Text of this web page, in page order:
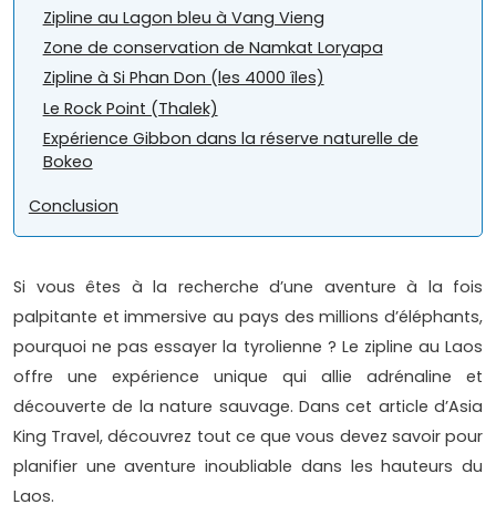
Zipline au Lagon bleu à Vang Vieng
Zone de conservation de Namkat Loryapa
Zipline à Si Phan Don (les 4000 îles)
Le Rock Point (Thalek)
Expérience Gibbon dans la réserve naturelle de
Bokeo
Conclusion
Si vous êtes à la recherche d’une aventure à la fois
palpitante et immersive au pays des millions d’éléphants,
pourquoi ne pas essayer la tyrolienne ? Le zipline au Laos
offre une expérience unique qui allie adrénaline et
découverte de la nature sauvage. Dans cet article d’Asia
King Travel, découvrez tout ce que vous devez savoir pour
planifier une aventure inoubliable dans les hauteurs du
Laos.